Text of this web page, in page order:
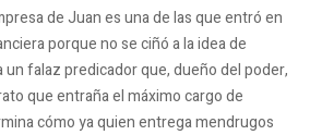
de Juan es una de las que entró en
porque no se ciñó a la idea de
falaz predicador que, dueño del poder,
que entraña el máximo cargo de
cómo ya quien entrega mendrugos